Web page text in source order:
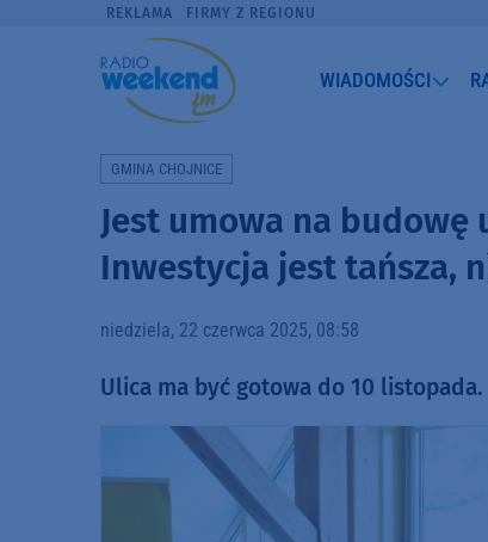
REKLAMA FIRMY Z REGIONU
WIADOMOŚCI
GMINA CHOJNICE
Jest umowa na budowę
Inwestycja jest tańsza,
niedziela, 22 czerwca 2025, 08:58
Ulica ma być gotowa do 10 listopada.